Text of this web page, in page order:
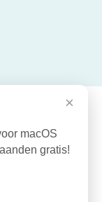
×
macOS
gratis!